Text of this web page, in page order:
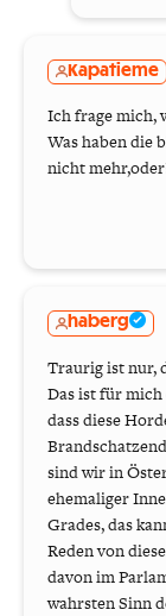
Kapatieme
Ich frage mich,
Was haben die
nicht
haberg
Traurig ist nur,
Das ist für
dass diese
sind wir in
ehemaliger
Grades, das
Reden von
davon im
wahrsten Sinn